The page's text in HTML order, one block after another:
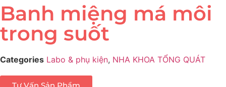
Banh miệng má môi
trong suốt
Categories Labo & phụ kiện, NHA KHOA TỔNG QUÁT
Tư Vấn Sản Phẩm